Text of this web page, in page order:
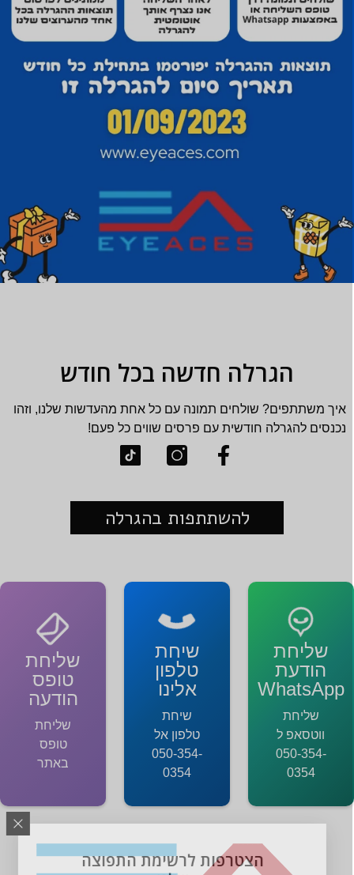
הגרלה חדשה בכל חודש
איך משתתפים? שולחים תמונה עם כל אחת מהעדשות שלנו, וזהו
נכנסים להגרלה חודשית עם פרסים שווים כל פעם!
להשתתפות בהגרלה
שליחת
הודעת
WhatsApp
שליחת
ווטסאפ ל
050-354-
0354
שיחת
טלפון
אלינו
שיחת
טלפון אל
050-354-
0354
שליחת
טופס
הודעה
שליחת
טופס
באתר
הצטרפות לרשימת התפוצה